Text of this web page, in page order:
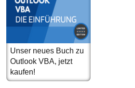
Unser neues Buch zu
Outlook VBA, jetzt
kaufen!